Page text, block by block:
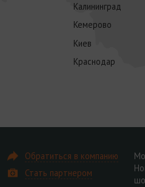
Калининград
Кемерово
Киев
Краснодар
Обратиться в компанию
Стать партнером